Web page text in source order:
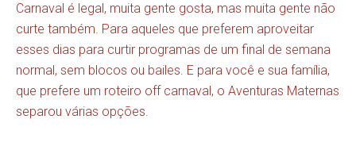
Carnaval é legal, muita gente gosta, mas muita gente não
curte também. Para aqueles que preferem aproveitar
esses dias para curtir programas de um final de semana
normal, sem blocos ou bailes. E para você e sua família,
que prefere um roteiro off carnaval, o Aventuras Maternas
separou várias opções.